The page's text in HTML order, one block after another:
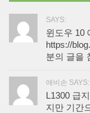
SAYS:
윈도우 10
https://
분의 글을
애비손 SAYS:
L1300 급
지만 기간